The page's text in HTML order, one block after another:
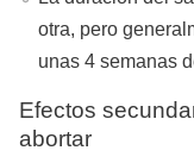
otra, pero
unas 4 semanas
Efectos
abortar